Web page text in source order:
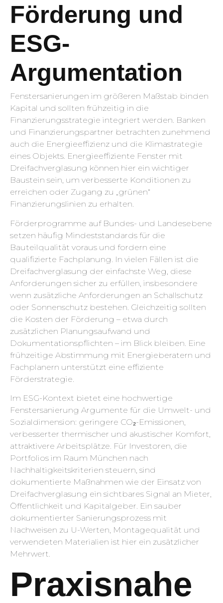
Förderung und
ESG-
Argumentation
Fenstersanierungen im größeren Maßstab binden
Kapital und sollten frühzeitig in die
Finanzierungsstrategie integriert werden. Banken
und Finanzierungspartner betrachten zunehmend
auch die Energieeffizienz und die Klimastrategie
eines Objekts. Energieeffiziente Fenster mit
Dreifachverglasung können hier ein wichtiger
Baustein sein, um verbesserte Konditionen zu
erreichen oder Zugang zu „grünen“
Finanzierungslinien zu erhalten.
Förderprogramme auf Bundes- und Landesebene
setzen häufig Mindeststandards für die
Bauteilqualität voraus und fordern eine
qualifizierte Fachplanung. In vielen Fällen ist die
Dreifachverglasung der einfachste Weg, diese
Anforderungen sicher zu erfüllen, insbesondere
wenn zusätzliche Anforderungen an Schallschutz
oder Sonnenschutz bestehen. Gleichzeitig sollten
die Kosten der Förderung – etwa durch
zusätzlichen Planungsaufwand und
Dokumentationspflichten – im Blick bleiben. Eine
frühzeitige Abstimmung mit Energieberatern und
Fachplanern unterstützt eine effiziente
Förderstrategie.
Im ESG-Kontext bietet eine hochwertige
Fenstersanierung Argumente für die Umwelt- und
Sozialdimension: geringere CO₂-Emissionen,
verbesserter thermischer und akustischer Komfort,
attraktivere Arbeitsplätze. Für Investoren, die
Portfolios im Raum München nach
Nachhaltigkeitskriterien steuern, sind
dokumentierte Maßnahmen wie der Einsatz von
Dreifachverglasung ein sichtbares Signal an Mieter,
Öffentlichkeit und Kapitalgeber. Ein sauber
dokumentierter Sanierungsprozess mit
Nachweisen zu U-Werten, Montagequalität und
verwendeten Materialien ist hier ein zusätzlicher
Mehrwert.
Praxisnahe